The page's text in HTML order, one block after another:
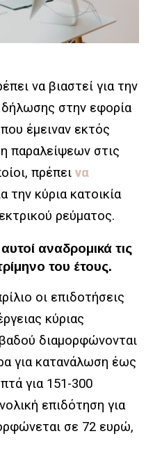
να βιαστεί για την
στην εφορία
έμειναν εκτός
παραλείψεων στις
πρέπει να
την κύρια κατοικία
ρεύματος.
αναδρομικά τις
του έτους.
οι επιδοτήσεις
κύριας
διαμορφώνονται
για κατανάλωση έως
για 151-300
επιδότηση για
σε 72 ευρώ,